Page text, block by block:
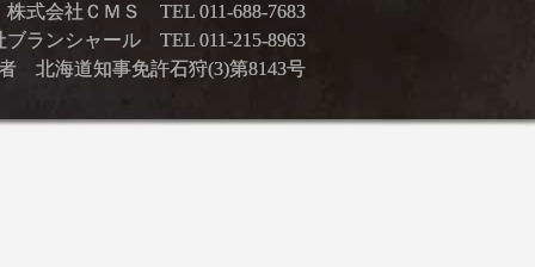
株式会社ＣＭＳ TEL 011-688-7683
ブランシャール TEL 011-215-8963
北海道知事免許石狩(3)第8143号